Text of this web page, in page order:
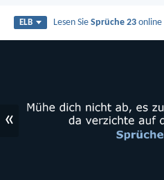
ELB Lesen SieSprüche 23 online
«